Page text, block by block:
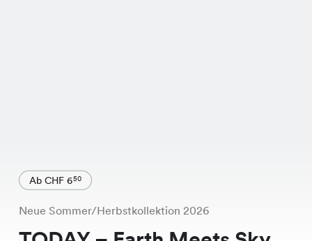
Ab CHF 650
Neue Sommer/Herbstkollektion 2026